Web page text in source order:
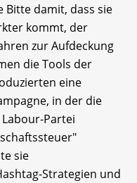
Bitte damit, dass sie
kommt, der
zur Aufdeckung
die Tools der
eine
in der die
Partei
sie
Strategien und